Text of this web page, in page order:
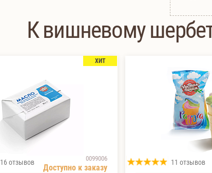
К вишневому
ХИТ
16 отзывов 0099006
Доступно к заказу
11 отзывов